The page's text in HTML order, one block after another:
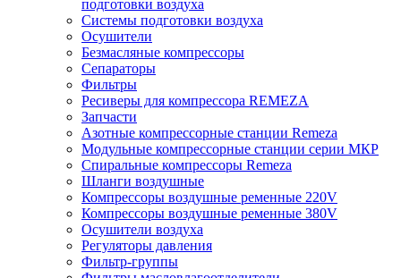
подготовки воздуха
Системы подготовки воздуха
Осушители
Безмасляные компрессоры
Сепараторы
Фильтры
Ресиверы для компрессора REMEZA
Запчасти
Азотные компрессорные станции Remeza
Модульные компрессорные станции серии МКР
Спиральные компрессоры Remeza
Шланги воздушные
Компрессоры воздушные ременные 220V
Компрессоры воздушные ременные 380V
Осушители воздуха
Регуляторы давления
Фильтр-группы